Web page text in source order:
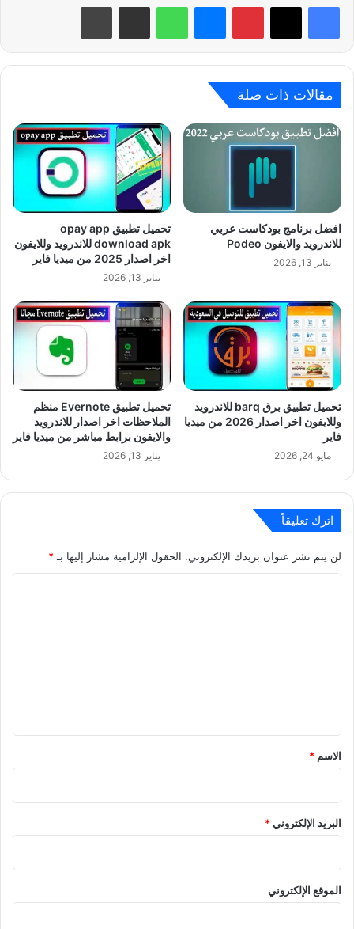
بينتيريست واتساب
مقالات ذات صلة
افضل برنامج بودكاست عربي
للاندرويد والايفون Podeo
يناير 13, 2026
تحميل تطبيق opay app
download apk للاندرويد وللايفون
اخر اصدار 2025 من ميديا فاير
يناير 13, 2026
تحميل تطبيق برق barq للاندرويد
وللايفون اخر اصدار 2026 من ميديا
فاير
مايو 24, 2026
تحميل تطبيق Evernote منظم
الملاحظات اخر اصدار للاندرويد
والايفون برابط مباشر من ميديا فاير
يناير 13, 2026
اترك تعليقاً
لن يتم نشر عنوان بريدك الإلكتروني. الحقول الإلزامية مشار إليها بـ *
*
الاسم *
البريد الإلكتروني*
الموقع الإلكتروني